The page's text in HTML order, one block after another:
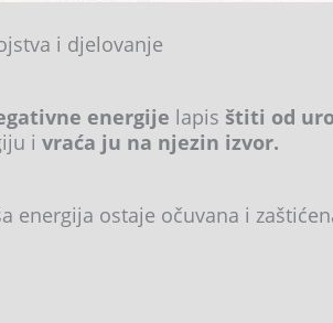
i djelovanje
energije lapis štiti od
i vraća ju na njezin izvor.
energija ostaje očuvana i